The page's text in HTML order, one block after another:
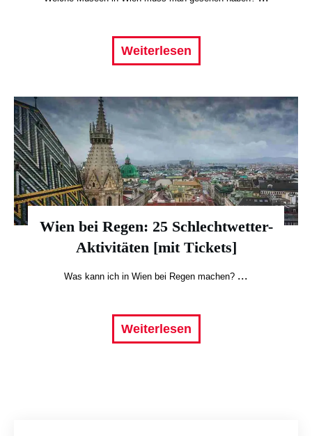
Weiterlesen
Wien bei Regen: 25 Schlechtwetter-
Aktivitäten [mit Tickets]
Was kann ich in Wien bei Regen machen? ...
Weiterlesen